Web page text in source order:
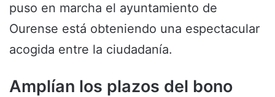
puso en marcha el ayuntamiento de
Ourense está obteniendo una espectacular
acogida entre la ciudadanía.
Amplían los plazos del bono